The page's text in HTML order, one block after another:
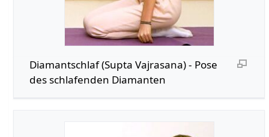
Diamantschlaf (Supta Vajrasana) - Pose
des schlafenden Diamanten